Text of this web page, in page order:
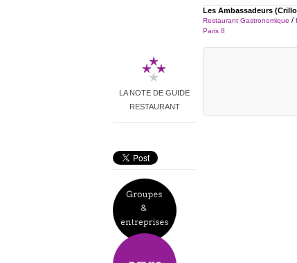
LA NOTE DE GUIDE
RESTAURANT
Les Ambassadeurs
Restaurant Gastronomique /
Paris 8